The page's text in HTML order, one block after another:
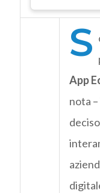
S
App
nota